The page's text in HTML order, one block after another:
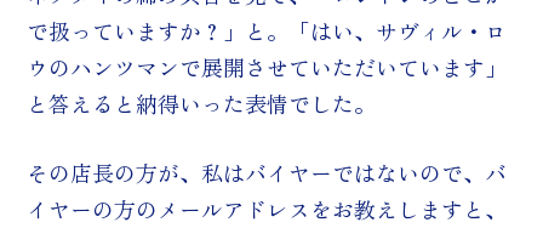
で扱っていますか？」と。「はい、サヴィル・ロ
ウのハンツマンで展開させていただいています」
と答えると納得いった表情でした。
その店長の方が、私はバイヤーではないので、バ
イヤーの方のメールアドレスをお教えしますと、